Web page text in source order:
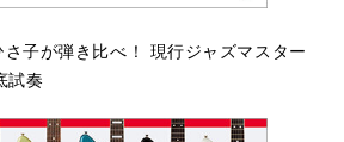
子が弾き比べ！ 現行ジャズマスター
試奏